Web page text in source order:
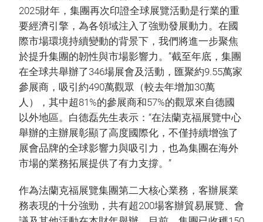
2025財年，集團再次印證全球展覽活動是行業的重
要經濟引擎，為各領域注入了強勁發展動力。在國
際市場環境持續變動的背景下，我們將進一步聚焦
於提升集團的韌性與市場影響力。”截至年底，集團
在全球共舉辦了346場展會及活動，匯聚約9.55萬家
參展商，吸引約490萬觀眾（較去年增加30萬
人），其中超81%的參展商和57%的觀眾來自德國
以外地區。白德磊先生表示：“在法蘭克福展覽中心
舉辦的主辦展彰顯了高度國際化，不僅持續增強了
展會品牌的全球影響力與吸引力，也為集團在海外
市場的業務拓展提供了有力支撐。”
作為法蘭克福展覽集團第二大核心業務，客辦展業
務表現的十分強勁，共有超200場客辦貿易展覽、會